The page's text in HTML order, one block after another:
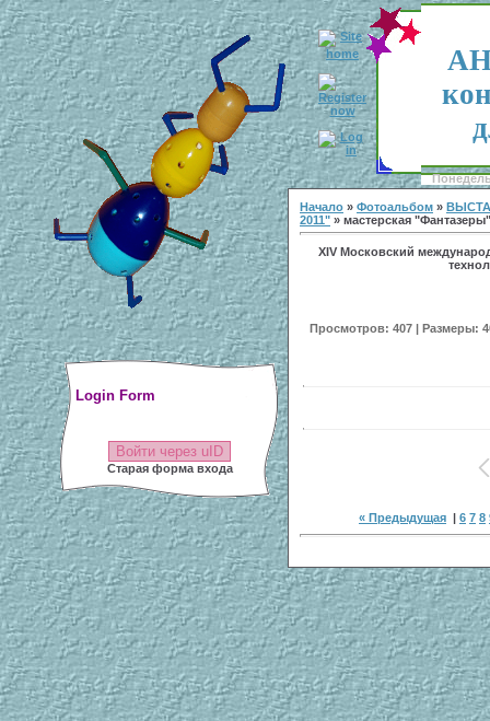
Login Form
Войти через uID
Старая форма входа
Начало » Фотоальбом »
2011" » мастерская
XIV Московский
Просмотров: 407 | Размеры:
« Предыдущая | 6 7 8